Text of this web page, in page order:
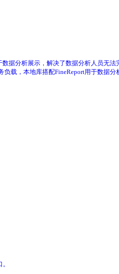
据分析展示，解决了数据分析人员无
载，本地库搭配FineReport用于数据